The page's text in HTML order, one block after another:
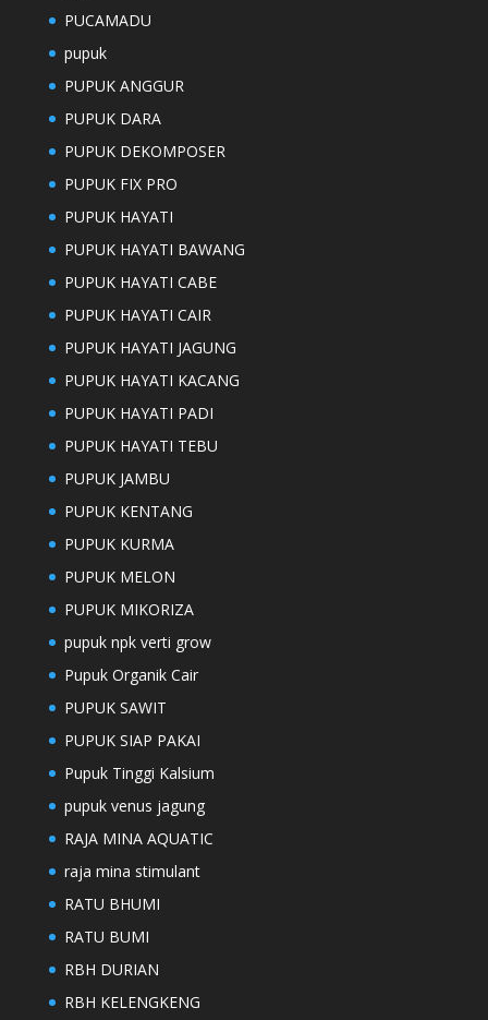
PUCAMADU
pupuk
PUPUK ANGGUR
PUPUK DARA
PUPUK DEKOMPOSER
PUPUK FIX PRO
PUPUK HAYATI
PUPUK HAYATI BAWANG
PUPUK HAYATI CABE
PUPUK HAYATI CAIR
PUPUK HAYATI JAGUNG
PUPUK HAYATI KACANG
PUPUK HAYATI PADI
PUPUK HAYATI TEBU
PUPUK JAMBU
PUPUK KENTANG
PUPUK KURMA
PUPUK MELON
PUPUK MIKORIZA
pupuk npk verti grow
Pupuk Organik Cair
PUPUK SAWIT
PUPUK SIAP PAKAI
Pupuk Tinggi Kalsium
pupuk venus jagung
RAJA MINA AQUATIC
raja mina stimulant
RATU BHUMI
RATU BUMI
RBH DURIAN
RBH KELENGKENG